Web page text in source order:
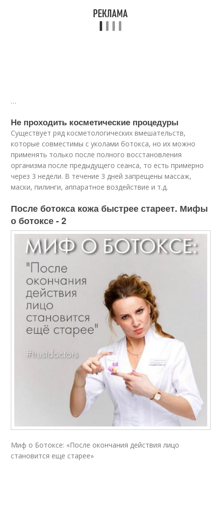
…
Не проходить косметические процедуры
Существует ряд косметологических вмешательств,
которые совместимы с уколами ботокса, но их можно
применять только после полного восстановления
организма после предыдущего сеанса, то есть примерно
через 3 недели. В течение 3 дней запрещены массаж,
маски, пилинги, аппаратное воздействие и т.д.
После ботокса кожа быстрее стареет. Мифы
о ботоксе - 2
Миф о Ботоксе: «После окончания действия лицо
становится еще старее»